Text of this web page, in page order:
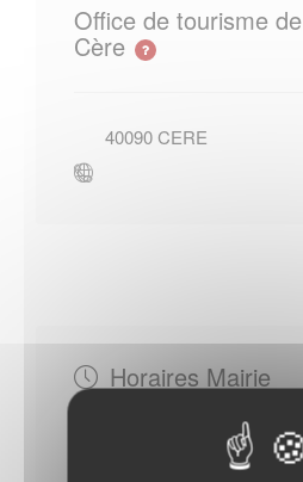
Office de tourisme de
Cère
40090CERE
Horaires Mairie